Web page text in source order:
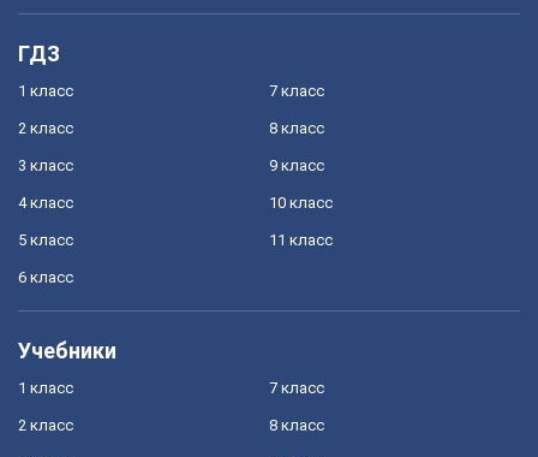
ГДЗ
1 класс
2 класс
3 класс
4 класс
5 класс
6 класс
7 класс
8 класс
9 класс
10 класс
11 класс
Учебники
1 класс
2 класс
7 класс
8 класс